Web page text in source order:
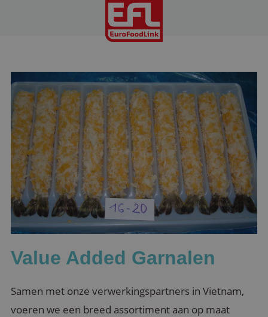
Value Added Garnalen
Samen met onze verwerkingspartners in Vietnam,
voeren we een breed assortiment aan op maat